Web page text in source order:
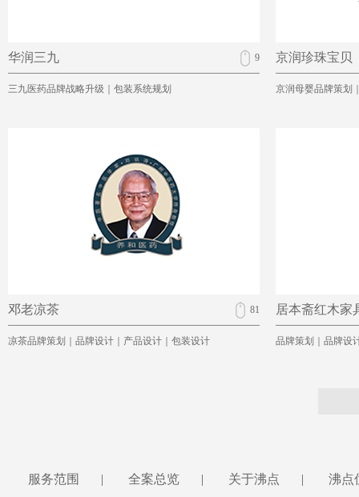
9
华润三九
三九医药品牌战略升级｜包装系统规划
京润珍珠宝贝
京润母婴品牌策划
81
邓老凉茶
凉茶品牌策划｜品牌设计｜产品设计｜包装设计
居本斋红木家
品牌策划｜品牌设
服务范围 | 全案总览 | 关于沸点 | 沸点